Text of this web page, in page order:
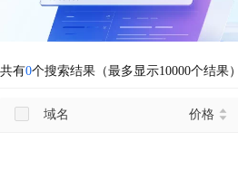
共有0个搜索结果（最多显示10000个结果）
域名 价格